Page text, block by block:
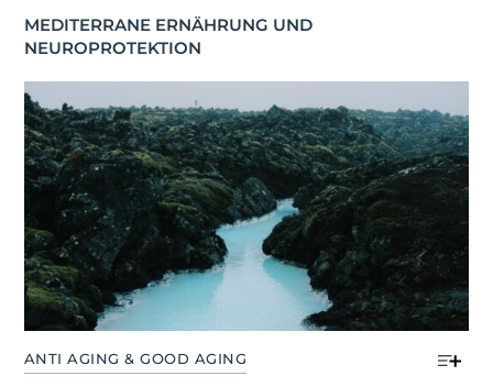
MEDITERRANE ERNÄHRUNG UND
NEUROPROTEKTION
ANTI AGING & GOOD AGING